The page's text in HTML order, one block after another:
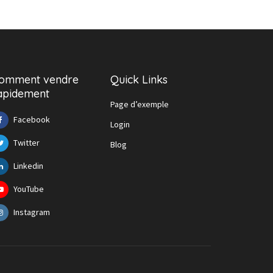
vendre
Facebook
Twitter
Linkedin
YouTube
Instagram
Quick Links
Page d’exemple
Login
Blog